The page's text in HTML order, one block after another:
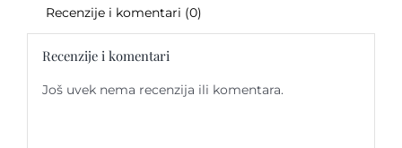
Recenzije i komentari (0)
Recenzije i komentari
Još uvek nema recenzija ili komentara.